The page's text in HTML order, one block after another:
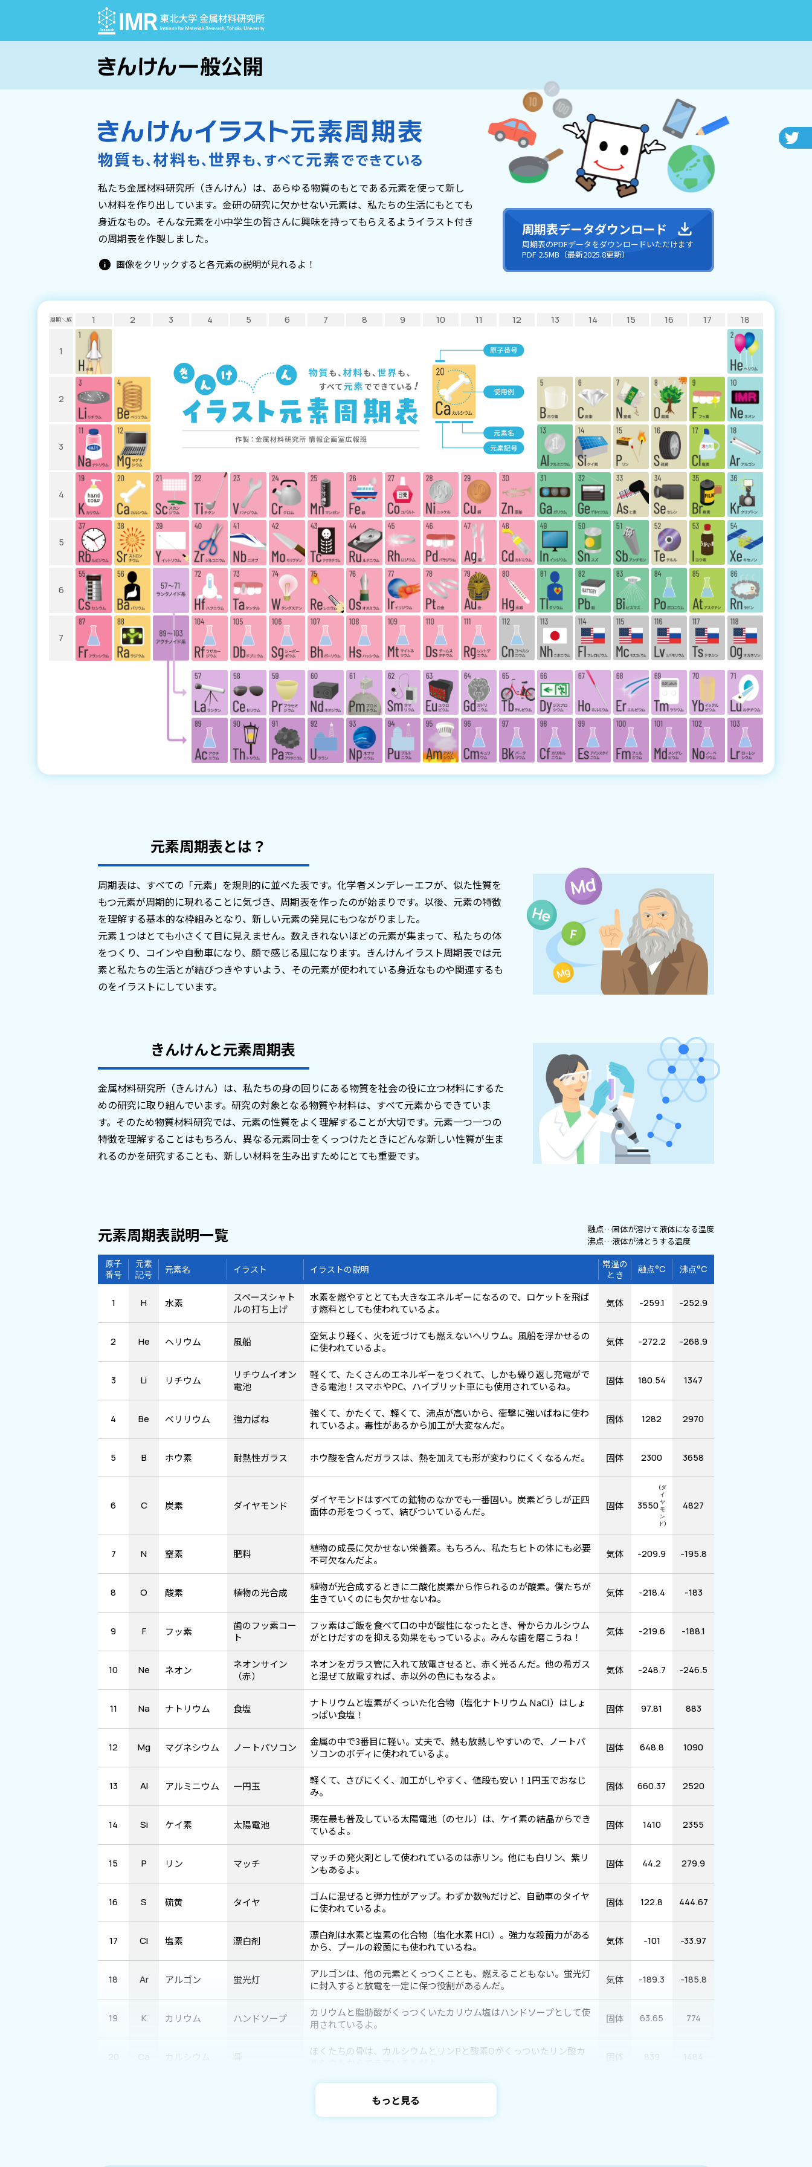
私たち金属材料研究所（きんけん）は、あらゆる物質のもとである元素を使って新し
い材料を作り出しています。金研の研究に欠かせない元素は、私たちの生活にもとても
身近なもの。そんな元素を小中学生の皆さんに興味を持ってもらえるようイラスト付き
の周期表を作製しました。
画像をクリックすると各元素の説明が見れるよ！
周期表データダウンロード
周期表のPDFデータをダウンロードいただけます
PDF 2.5MB（最新2025.8更新）
周期＼族 1 2 3 4 5 6 7 8 9 10 11 12 13 14 15 16 17 18
1
2
3
4
5
6
7
元素周期表とは？
周期表は、すべての「元素」を規則的に並べた表です。化学者メンデレーエフが、似た性質を
もつ元素が周期的に現れることに気づき、周期表を作ったのが始まりです。以後、元素の特徴
を理解する基本的な枠組みとなり、新しい元素の発見にもつながりました。
元素１つはとても小さくて目に見えません。数えきれないほどの元素が集まって、私たちの体
をつくり、コインや自動車になり、顔で感じる風になります。きんけんイラスト周期表では元
素と私たちの生活とが結びつきやすいよう、その元素が使われている身近なものや関連するも
のをイラストにしています。
きんけんと元素周期表
金属材料研究所（きんけん）は、私たちの身の回りにある物質を社会の役に立つ材料にするた
めの研究に取り組んでいます。研究の対象となる物質や材料は、すべて元素からできていま
す。そのため物質材料研究では、元素の性質をよく理解することが大切です。元素一つ一つの
特徴を理解することはもちろん、異なる元素同士をくっつけたときにどんな新しい性質が生ま
れるのかを研究することも、新しい材料を生み出すためにとても重要です。
元素周期表説明一覧 融点…固体が溶けて液体になる温度
沸点…液体が沸とうする温度
原子
番号
元素
記号
元素名 イラスト イラストの説明
常温の
とき
融点°C 沸点°C
1 H 水素
スペースシャト
ルの打ち上げ
水素を燃やすととても大きなエネルギーになるので、ロケットを飛ば
す燃料としても使われているよ。
気体 -259.1 -252.9
2 He ヘリウム 風船
空気より軽く、火を近づけても燃えないヘリウム。風船を浮かせるの
に使われているよ。
気体 -272.2 -268.9
3 Li リチウム
リチウムイオン
電池
軽くて、たくさんのエネルギーをつくれて、しかも繰り返し充電がで
きる電池！スマホやPC、ハイブリット車にも使用されているね。
固体 180.54 1347
4 Be ベリリウム 強力ばね
強くて、かたくて、軽くて、沸点が高いから、衝撃に強いばねに使わ
れているよ。毒性があるから加工が大変なんだ。
固体 1282 2970
5 B ホウ素 耐熱性ガラス ホウ酸を含んだガラスは、熱を加えても形が変わりにくくなるんだ。 固体 2300 3658
6 C 炭素 ダイヤモンド
ダイヤモンドはすべての鉱物のなかでも一番固い。炭素どうしが正四
面体の形をつくって、結びついているんだ。
固体 3550
(ダ
イ
ヤ
モ
ン
ド)
4827
7 N 窒素 肥料
植物の成長に欠かせない栄養素。もちろん、私たちヒトの体にも必要
不可欠なんだよ。
気体 -209.9 -195.8
8 O 酸素 植物の光合成
植物が光合成するときに二酸化炭素から作られるのが酸素。僕たちが
生きていくのにも欠かせないね。
気体 -218.4 -183
9 F フッ素
歯のフッ素コー
ト
フッ素はご飯を食べて口の中が酸性になったとき、骨からカルシウム
がとけだすのを抑える効果をもっているよ。みんな歯を磨こうね！
気体 -219.6 -188.1
10 Ne ネオン
ネオンサイン
（赤）
ネオンをガラス管に入れて放電させると、赤く光るんだ。他の希ガス
と混ぜて放電すれば、赤以外の色にもなるよ。
気体 -248.7 -246.5
11 Na ナトリウム 食塩
ナトリウムと塩素がくっいた化合物（塩化ナトリウム NaCl）はしょ
っぱい食塩！
固体 97.81 883
12 Mg マグネシウム ノートパソコン
金属の中で3番目に軽い。丈夫で、熱も放熱しやすいので、ノートパ
ソコンのボディに使われているよ。
固体 648.8 1090
13 Al アルミニウム 一円玉
軽くて、さびにくく、加工がしやすく、値段も安い！1円玉でおなじ
み。
固体 660.37 2520
14 Si ケイ素 太陽電池
現在最も普及している太陽電池（のセル）は、ケイ素の結晶からでき
ているよ。
固体 1410 2355
15 P リン マッチ
マッチの発火剤として使われているのは赤リン。他にも白リン、紫リ
ンもあるよ。
固体 44.2 279.9
16 S 硫黄 タイヤ
ゴムに混ぜると弾力性がアップ。わずか数%だけど、自動車のタイヤ
に使われているよ。
固体 122.8 444.67
17 Cl 塩素 漂白剤
漂白剤は水素と塩素の化合物（塩化水素 HCl）。強力な殺菌力がある
から、プールの殺菌にも使われているね。
気体 -101 -33.97
18 Ar アルゴン 蛍光灯
アルゴンは、他の元素とくっつくことも、燃えることもない。蛍光灯
に封入すると放電を一定に保つ役割があるんだ。
気体 -189.3 -185.8
19 K カリウム ハンドソープ
カリウムと脂肪酸がくっつくいたカリウム塩はハンドソープとして使
用されているよ。
固体 63.65 774
20 Ca カルシウム 骨
ぼくたちの骨は、カルシウムとリンPと酸素Oがくっついたリン酸カ
固体 839 1484
スカンジウムを使用したランプは夜間照明に使用されていて、太陽の
光に近い明かりなんだ。
もっと見る